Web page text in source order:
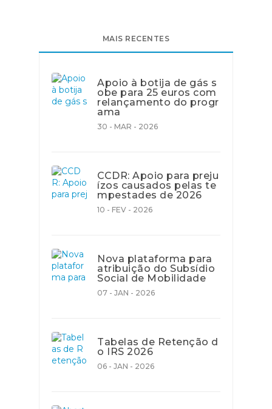
MAIS RECENTES
Apoio à botija de gás s
obe para 25 euros com
relançamento do progr
ama
30 - MAR - 2026
CCDR: Apoio para preju
ízos causados pelas te
mpestades de 2026
10 - FEV - 2026
Nova plataforma para
atribuição do Subsídio
Social de Mobilidade
07 - JAN - 2026
Tabelas de Retenção d
o IRS 2026
06 - JAN - 2026